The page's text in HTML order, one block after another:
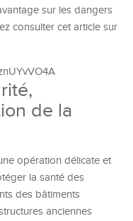
sur les dangers
consulter cet article sur
de la
opération délicate et
la santé des
des bâtiments
anciennes